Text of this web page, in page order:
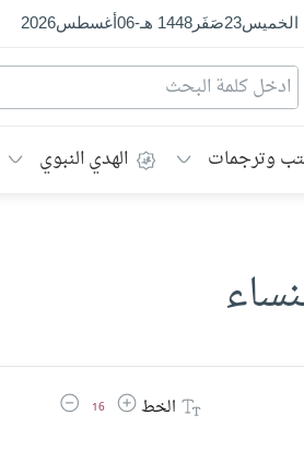
الخميس23صَفَر1448 هـ -
06أغسطس2026
وترجمات الهدي النبوي
الخطزيادة حجم الخط
16 تقليل حجم الخط